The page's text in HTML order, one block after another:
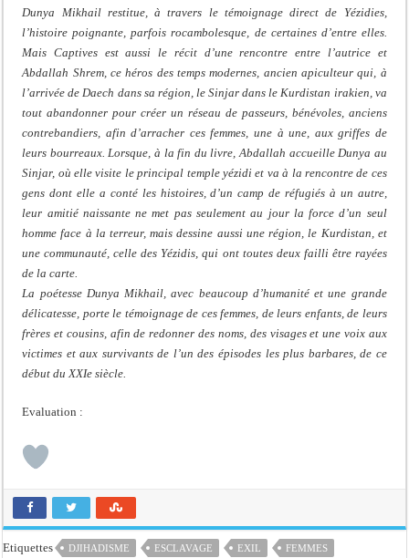
Dunya Mikhail restitue, à travers le témoignage direct de Yézidies,
l’histoire poignante, parfois rocambolesque, de certaines d’entre elles.
Mais Captives est aussi le récit d’une rencontre entre l’autrice et
Abdallah Shrem, ce héros des temps modernes, ancien apiculteur qui, à
l’arrivée de Daech dans sa région, le Sinjar dans le Kurdistan irakien, va
tout abandonner pour créer un réseau de passeurs, bénévoles, anciens
contrebandiers, afin d’arracher ces femmes, une à une, aux griffes de
leurs bourreaux. Lorsque, à la fin du livre, Abdallah accueille Dunya au
Sinjar, où elle visite le principal temple yézidi et va à la rencontre de ces
gens dont elle a conté les histoires, d’un camp de réfugiés à un autre,
leur amitié naissante ne met pas seulement au jour la force d’un seul
homme face à la terreur, mais dessine aussi une région, le Kurdistan, et
une communauté, celle des Yézidis, qui ont toutes deux failli être rayées
de la carte.
La poétesse Dunya Mikhail, avec beaucoup d’humanité et une grande
délicatesse, porte le témoignage de ces femmes, de leurs enfants, de leurs
frères et cousins, afin de redonner des noms, des visages et une voix aux
victimes et aux survivants de l’un des épisodes les plus barbares, de ce
début du XXIe siècle.
Evaluation :
Etiquettes DJIHADISME ESCLAVAGE EXIL
FEMMES